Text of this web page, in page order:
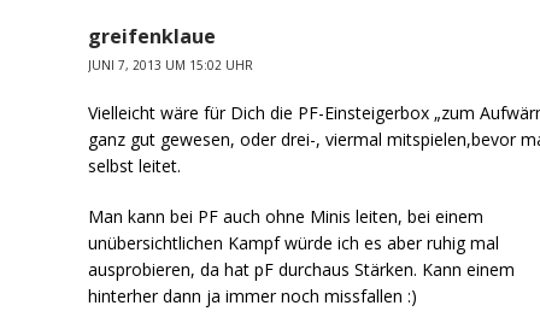
greifenklaue
JUNI 7, 2013 UM 15:02 UHR
Vielleicht wäre für Dich die PF-Einsteigerbox „zum
ganz gut gewesen, oder drei-, viermal mitspielen,bevor
selbst leitet.
Man kann bei PF auch ohne Minis leiten, bei einem
unübersichtlichen Kampf würde ich es aber ruhig mal
ausprobieren, da hat pF durchaus Stärken. Kann einem
hinterher dann ja immer noch missfallen :)